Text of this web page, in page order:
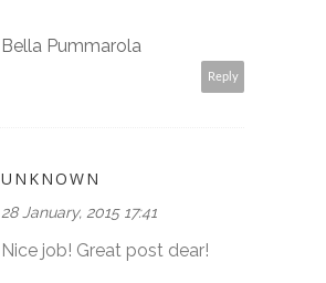
Bella Pummarola
Reply
UNKNOWN
28 January, 2015 17:41
Nice job! Great post dear!